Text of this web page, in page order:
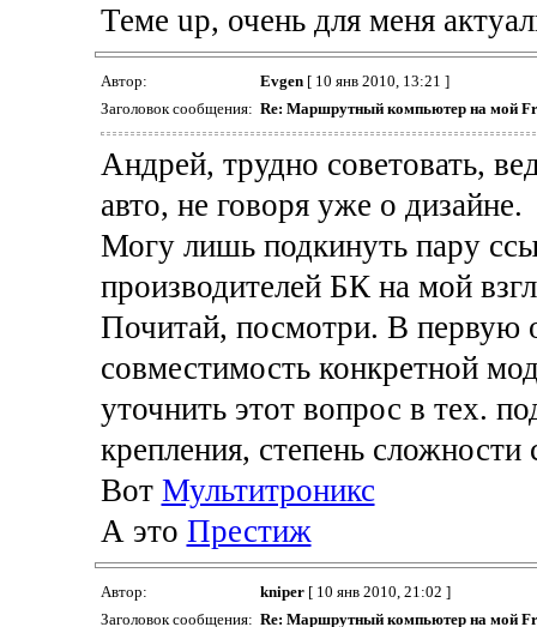
Теме up, очень для меня
Автор: Evgen[ 10 янв 2010, 13:21 ]
Заголовок сообщения: Re: Маршрутный компьютер на мой
Андрей, трудно советовать,
авто, не говоря уже о дизайне.
Могу лишь подкинуть пару
производителей БК на мой
Почитай, посмотри. В первую
совместимость конкретной
уточнить этот вопрос в тех.
крепления, степень сложности
Вот Мультитроникс
А это Престиж
Автор: kniper[ 10 янв 2010, 21:02 ]
Заголовок сообщения: Re: Маршрутный компьютер на мой